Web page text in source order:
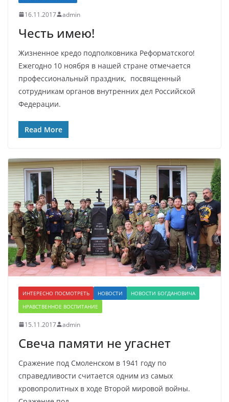
16.11.2017 admin
Честь имею!
Жизненное кредо подполковника Реформатского!
Ежегодно 10 ноября в нашей стране отмечается
профессиональный праздник, посвященный
сотрудникам органов внутренних дел Российской
Федерации.
Read More
ИНТЕРЕСНО ПОСМОТРЕТЬ НОВОСТИ
НОВОСТИ БОГДАНОВИЧА
НРАВСТВЕННОЕ ВОСПИТАНИЕ
15.11.2017 admin
Свеча памяти не угаснет
Сражение под Смоленском в 1941 году по
справедливости считается одним из самых
кровопролитных в ходе Второй мировой войны.